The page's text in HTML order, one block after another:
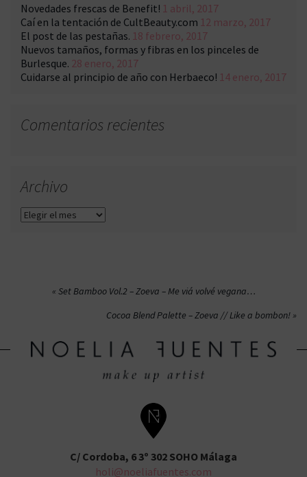
Novedades frescas de Benefit! 1 abril, 2017
Caí en la tentación de CultBeauty.com 12 marzo, 2017
El post de las pestañas. 18 febrero, 2017
Nuevos tamaños, formas y fibras en los pinceles de
Burlesque. 28 enero, 2017
Cuidarse al principio de año con Herbaeco! 14 enero, 2017
Comentarios recientes
Archivo
Archivo
Navegación Set Bamboo Vol.2 – Zoeva – Me viá volvé vegana…
Cocoa Blend Palette – Zoeva // Like a bombon!
C/ Cordoba, 6 3º 302 SOHO Málaga
holi@noeliafuentes.com